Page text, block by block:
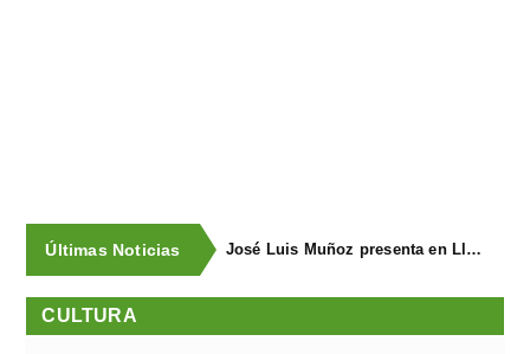
Últimas Noticias José Luis Muñoz presenta en Llanegra "Libertad" y el libro homenaje "El corredor de fondo"
CULTURA